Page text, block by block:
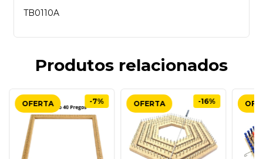
TB0110A
Produtos relacionados
-7% -16%